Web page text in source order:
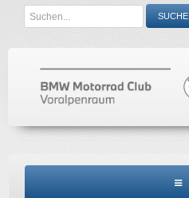
Search
...
SUCHE